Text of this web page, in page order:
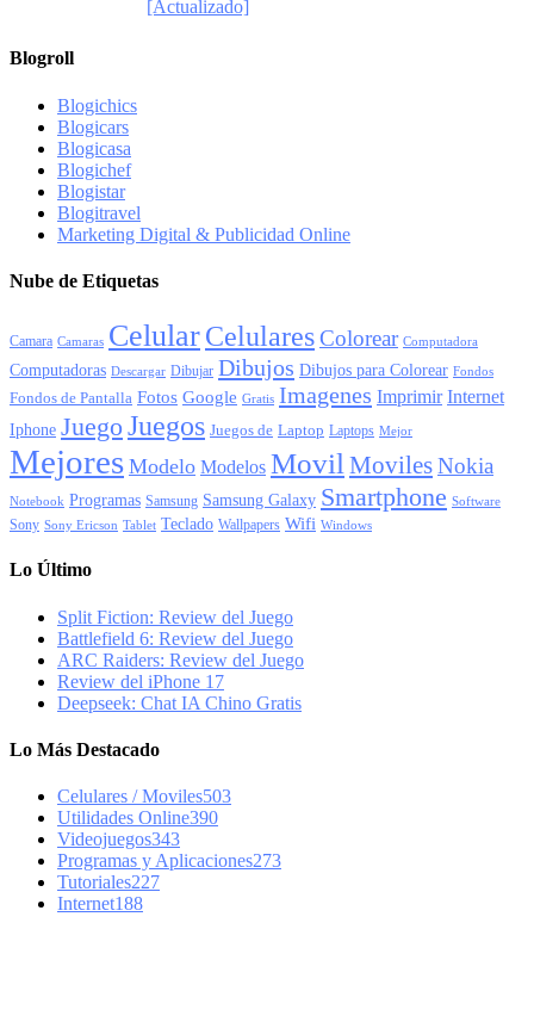
[Actualizado]
Blogroll
Blogichics
Blogicars
Blogicasa
Blogichef
Blogistar
Blogitravel
Marketing Digital & Publicidad Online
Nube de Etiquetas
Camara Camaras CelularCelularesColorear Computadora
Computadoras Descargar Dibujar Dibujos Dibujos para Colorear Fondos
Fondos de Pantalla Fotos Google Gratis Imagenes Imprimir Internet
Iphone Juego Juegos Juegos de Laptop Laptops Mejor
Mejores Modelo Modelos Movil MovilesNokia
Notebook Programas Samsung Samsung Galaxy Smartphone Software
Sony Sony Ericson Tablet Teclado Wallpapers Wifi Windows
Lo Último
Split Fiction: Review del Juego
Battlefield 6: Review del Juego
ARC Raiders: Review del Juego
Review del iPhone 17
Deepseek: Chat IA Chino Gratis
Lo Más Destacado
Celulares / Moviles503
Utilidades Online390
Videojuegos343
Programas y Aplicaciones273
Tutoriales227
Internet188